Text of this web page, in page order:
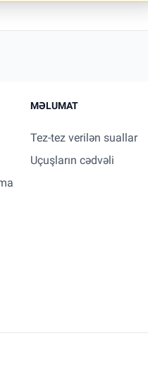
MƏLUMAT
Tez-tez verilən suallar
Uçuşların cədvəli